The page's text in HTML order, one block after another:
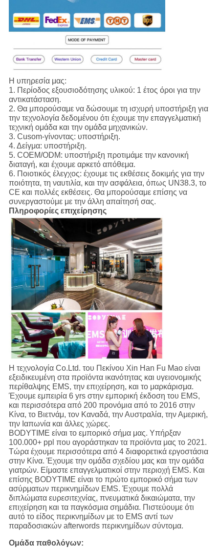
Η υπηρεσία μας:
1. Περίοδος εξουσιοδότησης υλικού: 1 έτος όροι για την
αντικατάσταση.
2. Θα μπορούσαμε να δώσουμε τη ισχυρή υποστήριξη για
την τεχνολογία δεδομένου ότι έχουμε την επαγγελματική
τεχνική ομάδα και την ομάδα μηχανικών.
3. Cusom-γίνοντας: υποστήριξη.
4. Δείγμα: υποστήριξη.
5. COEM/ODM: υποστήριξη προτιμάμε την κανονική
διαταγή, και έχουμε αρκετό απόθεμα.
6. Ποιοτικός έλεγχος: έχουμε τις εκθέσεις δοκιμής για την
ποιότητα, τη ναυτιλία, και την ασφάλεια, όπως UN38.3, το
CE και πολλές εκθέσεις. Θα μπορούσαμε επίσης να
συνεργαστούμε με την άλλη απαίτησή σας.
Πληροφορίες επιχείρησης
Η τεχνολογία Co.Ltd. του Πεκίνου Xin Han Fu Mao είναι
εξειδικευμένη στα προϊόντα ικανότητας και υγειονομικής
περίθαλψης EMS, την επιχείρηση, και το μαρκάρισμα.
Έχουμε εμπειρία 6 yrs στην εμπορική έκδοση του EMS,
και περισσότερα από 200 προνόμια από το 2016 στην
Κίνα, το Βιετνάμ, τον Καναδά, την Αυστραλία, την Αμερική,
την Ιαπωνία και άλλες χώρες.
BODYTIME είναι το εμπορικό σήμα μας. Υπήρξαν
100.000+ ppl που αγοράστηκαν τα προϊόντα μας το 2021.
Τώρα έχουμε περισσότερα από 4 διαφορετικά εργοστάσια
στην Κίνα. Έχουμε την ομάδα σχεδίου μας και την ομάδα
γιατρών. Είμαστε επαγγελματικοί στην περιοχή EMS. Και
επίσης BODYTIME είναι το πρώτο εμπορικό σήμα των
ασύρματων περικνημίδων EMS. Έχουμε πολλά
διπλώματα ευρεσιτεχνίας, πνευματικά δικαιώματα, την
επιχείρηση και τα παγκόσμια σημάδια. Πιστεύουμε ότι
αυτό το είδος περικνημίδων με το EMS αντί των
παραδοσιακών afterwords περικνημίδων σύντομα.
Ομάδα παθολόγων: